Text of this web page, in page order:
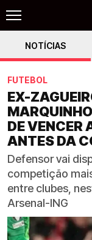
NOTÍCIAS
FUTEBOL
EX-
DE VENCER
ANTES DA
Defensor vai
competição
entre clubes,
Arsenal-ING